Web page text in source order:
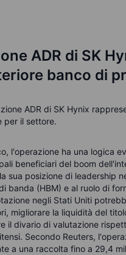
ADR di SK
banco di
ADR di SK Hynix
per il settore.
l'operazione ha una logica
beneficiari del boom
sua posizione di leadership
banda (HBM) e al ruolo di
negli Stati Uniti
migliorare la liquidità del
il divario di valutazione
Secondo Reuters,
a una raccolta fino a 29,4